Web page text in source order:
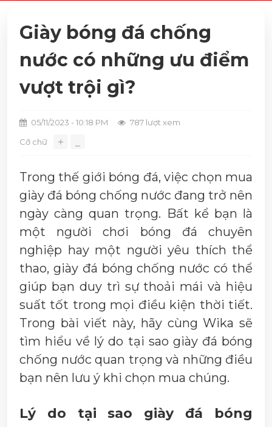
Giày bóng đá chống
nước có những ưu điểm
vượt trội gì?
05/11/2023 - 10:18 PM
787 lượt xem
Cỡ chữ
＋
Trong thế giới bóng đá, việc chọn mua
giày đá bóng chống nước đang trở nên
ngày càng quan trọng. Bất kể bạn là
một người chơi bóng đá chuyên
nghiệp hay một người yêu thích thể
thao, giày đá bóng chống nước có thể
giúp bạn duy trì sự thoải mái và hiệu
suất tốt trong mọi điều kiện thời tiết.
Trong bài viết này, hãy cùng Wika sẽ
tìm hiểu về lý do tại sao giày đá bóng
chống nước quan trọng và những điều
bạn nên lưu ý khi chọn mua chúng.
Lý do tại sao giày đá bóng